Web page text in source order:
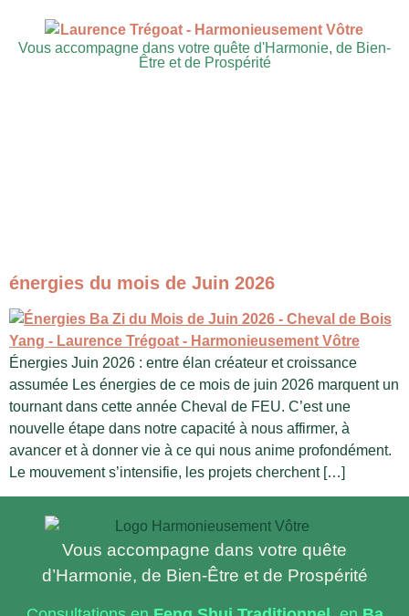
Vous accompagne dans votre quête d'Harmonie, de Bien-
Être et de Prospérité
énergies du mois de Juin 2026
Énergies Juin 2026 : entre élan créateur et croissance
assumée Les énergies de ce mois de juin 2026 marquent un
tournant dans cette année Cheval de FEU. C’est une
nouvelle étape dans notre capacité à nous affirmer, à
avancer et à donner vie à ce qui nous anime profondément.
Le mouvement s’intensifie, les projets cherchent […]
Vous accompagne dans votre quête
d’Harmonie, de Bien-Être et de Prospérité